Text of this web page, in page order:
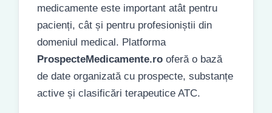
medicamente este important atât pentru
pacienți, cât și pentru profesioniștii din
domeniul medical. Platforma
ProspecteMedicamente.ro oferă o bază
de date organizată cu prospecte, substanțe
active și clasificări terapeutice ATC.